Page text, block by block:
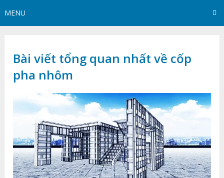
MENU
Bài viết tổng quan nhất về cốp
pha nhôm